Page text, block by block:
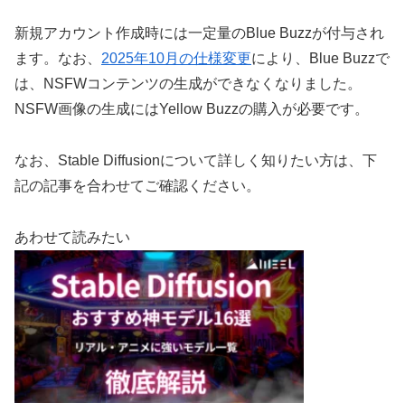
新規アカウント作成時には一定量のBlue Buzzが付与され
ます。なお、 2025年10月の仕様変更により、Blue Buzzで
は、NSFWコンテンツの生成ができなくなりました。
NSFW画像の生成にはYellow Buzzの購入が必要です。
なお、Stable Diffusionについて詳しく知りたい方は、下
記の記事を合わせてご確認ください。
あわせて読みたい